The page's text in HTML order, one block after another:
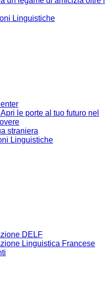
Linguistiche
le porte al tuo futuro nel
straniera
Linguistiche
DELF
Linguistica Francese